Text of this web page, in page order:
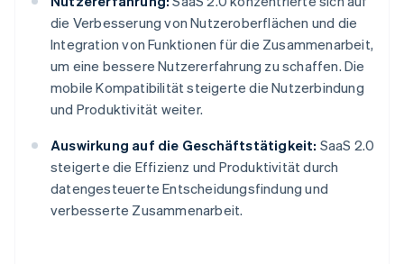
die Verbesserung von Nutzeroberflächen und die
Integration von Funktionen für die Zusammenarbeit,
um eine bessere Nutzererfahrung zu schaffen. Die
mobile Kompatibilität steigerte die Nutzerbindung
und Produktivität weiter.
Auswirkung auf die Geschäftstätigkeit: SaaS 2.0
steigerte die Effizienz und Produktivität durch
datengesteuerte Entscheidungsfindung und
verbesserte Zusammenarbeit.